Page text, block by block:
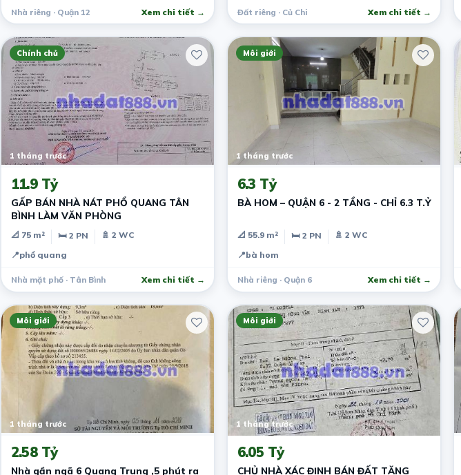
Nhà riêng · Quận 12 Xem chi tiết → Đất riêng · Củ Chi Xem chi tiết →
Chính chủ
1 tháng trước
11.9 Tỷ
GẤP BÁN NHÀ NÁT PHỔ QUANG TÂN
BÌNH LÀM VĂN PHÒNG
📐 75 m² 🛏 2 PN
🚿 2 WC
📍phổ quang
Nhà mặt phố · Tân Bình Xem chi tiết →
Môi giới
1 tháng trước
6.3 Tỷ
BÀ HOM – QUẬN 6 - 2 TẦNG - CHỈ 6.3 T.Ỷ
📐 55.9 m² 🛏 2 PN
🚿 2 WC
📍bà hom
Nhà riêng · Quận 6 Xem chi tiết →
Môi giới
1 tháng trước
2.58 Tỷ
Nhà gần ngã 6 Quang Trung ,5 phút ra
Môi giới
1 tháng trước
6.05 Tỷ
CHỦ NHÀ XÁC ĐỊNH BÁN ĐẤT TẶNG